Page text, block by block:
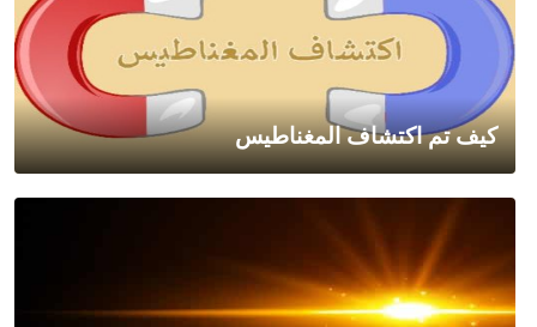
كيف تم اكتشاف المغناطيس